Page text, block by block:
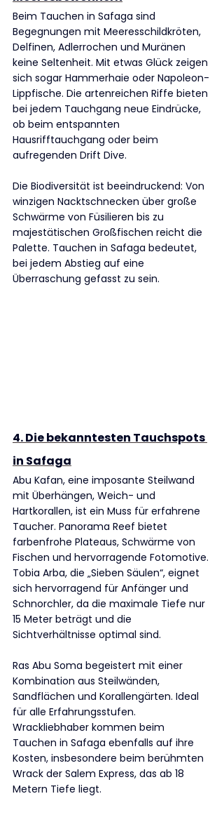
Beim Tauchen in Safaga sind
Begegnungen mit Meeresschildkröten,
Delfinen, Adlerrochen und Muränen
keine Seltenheit. Mit etwas Glück zeigen
sich sogar Hammerhaie oder Napoleon-
Lippfische. Die artenreichen Riffe bieten
bei jedem Tauchgang neue Eindrücke,
ob beim entspannten
Hausrifftauchgang oder beim
aufregenden Drift Dive.
Die Biodiversität ist beeindruckend: Von
winzigen Nacktschnecken über große
Schwärme von Füsilieren bis zu
majestätischen Großfischen reicht die
Palette. Tauchen in Safaga bedeutet,
bei jedem Abstieg auf eine
Überraschung gefasst zu sein.
4. Die bekanntesten Tauchspots
in Safaga
Abu Kafan, eine imposante Steilwand
mit Überhängen, Weich- und
Hartkorallen, ist ein Muss für erfahrene
Taucher. Panorama Reef bietet
farbenfrohe Plateaus, Schwärme von
Fischen und hervorragende Fotomotive.
Tobia Arba, die „Sieben Säulen“, eignet
sich hervorragend für Anfänger und
Schnorchler, da die maximale Tiefe nur
15 Meter beträgt und die
Sichtverhältnisse optimal sind.
Ras Abu Soma begeistert mit einer
Kombination aus Steilwänden,
Sandflächen und Korallengärten. Ideal
für alle Erfahrungsstufen.
Wrackliebhaber kommen beim
Tauchen in Safaga ebenfalls auf ihre
Kosten, insbesondere beim berühmten
Wrack der Salem Express, das ab 18
Metern Tiefe liegt.